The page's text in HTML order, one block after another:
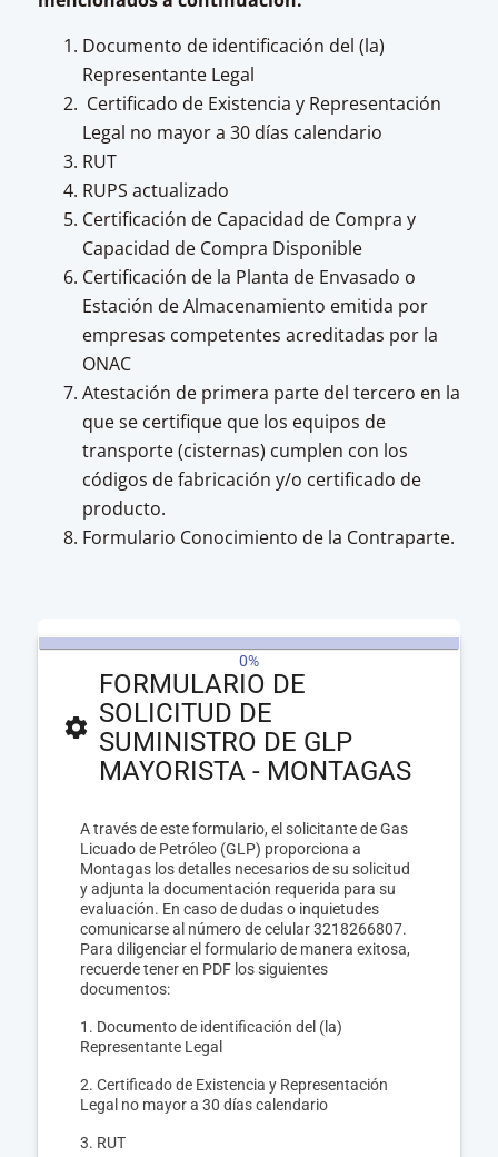
Documento de identificación del (la)
Representante Legal
Certificado de Existencia y Representación
Legal no mayor a 30 días calendario
RUT
RUPS actualizado
Certificación de Capacidad de Compra y
Capacidad de Compra Disponible
Certificación de la Planta de Envasado o
Estación de Almacenamiento emitida por
empresas competentes acreditadas por la
ONAC
Atestación de primera parte del tercero en la
que se certifique que los equipos de
transporte (cisternas) cumplen con los
códigos de fabricación y/o certificado de
producto.
Formulario Conocimiento de la Contraparte.
0%
FORMULARIO DE
SOLICITUD DE
SUMINISTRO DE GLP
MAYORISTA - MONTAGAS
A través de este formulario, el solicitante de Gas
Licuado de Petróleo (GLP) proporciona a
Montagas los detalles necesarios de su solicitud
y adjunta la documentación requerida para su
evaluación. En caso de dudas o inquietudes
comunicarse al número de celular 3218266807.
Para diligenciar el formulario de manera exitosa,
recuerde tener en PDF los siguientes
documentos:
1. Documento de identificación del (la)
Representante Legal
2. Certificado de Existencia y Representación
Legal no mayor a 30 días calendario
3. RUT